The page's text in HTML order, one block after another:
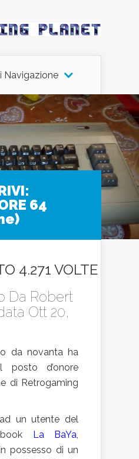
Navigazione
64
4.271 VOLTE
Da Robert
Ott 20,
da novanta ha
posto d’onore
di Retrogaming
un utente del
La BaYa,
possesso di un